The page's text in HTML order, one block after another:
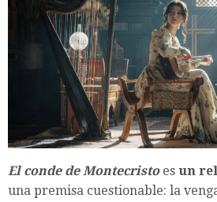
El conde de Montecristoes un
una premisa cuestionable: la